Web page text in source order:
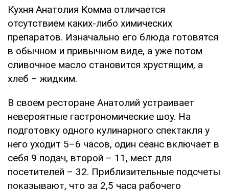
Кухня Анатолия Комма отличается
отсутствием каких-либо химических
препаратов. Изначально его блюда готовятся
в обычном и привычном виде, а уже потом
сливочное масло становится хрустящим, а
хлеб – жидким.
В своем ресторане Анатолий устраивает
невероятные гастрономические шоу. На
подготовку одного кулинарного спектакля у
него уходит 5–6 часов, один сеанс включает в
себя 9 подач, второй – 11, мест для
посетителей – 32. Приблизительные подсчеты
показывают, что за 2,5 часа рабочего